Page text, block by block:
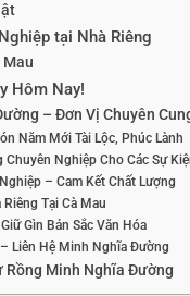
tại Nhà Riêng
Mau
Hôm Nay!
– Đơn Vị Chuyên
Năm Mới Tài Lộc, Phúc Lành
Nghiệp Cho Các Sự
– Cam Kết Chất Lượng
Tại Cà Mau
Gìn Bản Sắc Văn Hóa
Liên Hệ Minh Nghĩa Đường
Rồng Minh Nghĩa Đường